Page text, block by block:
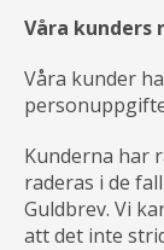
Våra
Våra kunder
Kunderna har
raderas i de
Guldbrev. Vi
att det inte